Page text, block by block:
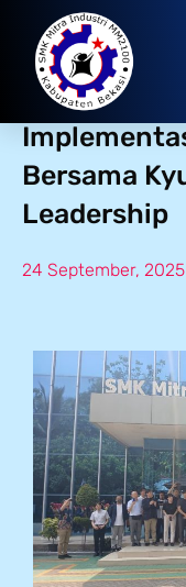
Bersama
Leadership
24 September, 2025